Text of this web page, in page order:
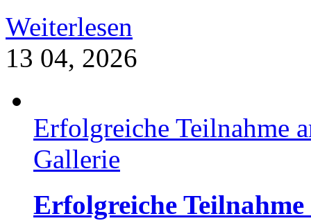
Weiterlesen
13 04, 2026
Erfolgreiche Teilnahme
Gallerie
Erfolgreiche